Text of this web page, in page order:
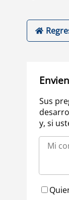
Sus
y, si